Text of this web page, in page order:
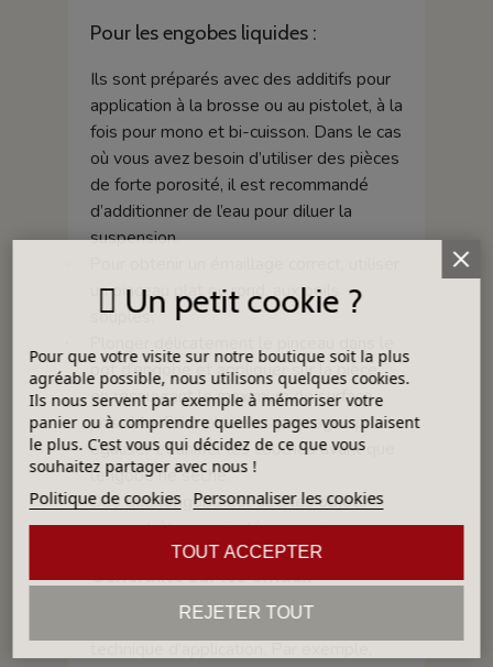
Pour les engobes liquides :
Ils sont préparés avec des additifs pour
application à la brosse ou au pistolet, à la
fois pour mono et bi-cuisson. Dans le cas
où vous avez besoin d’utiliser des pièces
de forte porosité, il est recommandé
d’additionner de l’eau pour diluer la
suspension.
un pinceau plat ou rond, aux poils
souples.
Plonger délicatement le pinceau dans le
pot d’engobe et appliquer sur la pièce,
en recouvrant le maximum de surface
possible. Faire plusieurs passages pour
égaliser et unifier les couches avant que
l’engobe ne sèche.
·
Dès que l’engobe est sec, les objets
peuvent être manipulés sans risque.
Généralité sur les émaux
La densité d’un émail dépend de la
Un petit cookie ?
Pour que votre visite sur notre boutique soit la plus
agréable possible, nous utilisons quelques cookies.
Ils nous servent par exemple à mémoriser votre
panier ou à comprendre quelles pages vous plaisent
le plus. C'est vous qui décidez de ce que vous
souhaitez partager avec nous !
Politique de cookies Personnaliser les cookies
REJETER TOUT
TOUT ACCEPTER